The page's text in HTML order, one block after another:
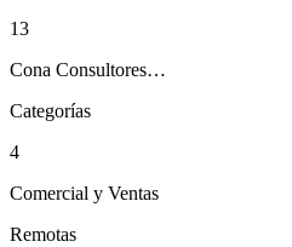
13
Cona Consultores…
Categorías
4
Comercial y Ventas
Remotas